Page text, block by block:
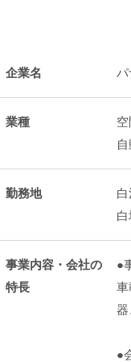
企業名
業種
勤務地
事業内容・会社の
特長
●
●